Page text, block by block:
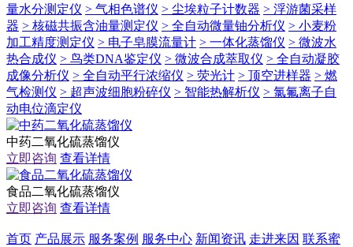
量水分测定仪 > 气相色谱仪 > 尘埃粒子计数器 > 浮游菌采样
器 > 核磁共振含油量测定仪 > 全自动微量铀分析仪 > 小麦粉
加工精度测定仪 > 电子皂膜流量计 > 一体化蒸馏仪 > 微波水
热合成仪 > 鸟类DNA鉴定仪 > 微波合成萃取仪 > 全自动凝胶
成像分析仪 > 全自动平行浓缩仪 > 荧光计 > 顶空进样器 > 燃
气检测仪 > 超声波细胞粉碎仪 > 智能热解析仪 > 氯氟离子自
动电位滴定仪
中药二氧化硫蒸馏仪
立即咨询 查看详情
食品二氧化硫蒸馏仪
立即咨询 查看详情
首页 产品展示 服务案例 服务中心 新闻资讯 走进来因 联系蜜